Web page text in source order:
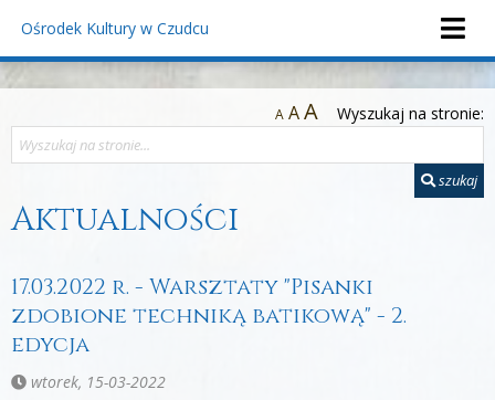
Ośrodek Kultury w Czudcu
A AA Wyszukaj na stronie:
szukaj
Aktualności
17.03.2022 r. - Warsztaty "Pisanki
zdobione techniką batikową" - 2.
edycja
wtorek, 15-03-2022